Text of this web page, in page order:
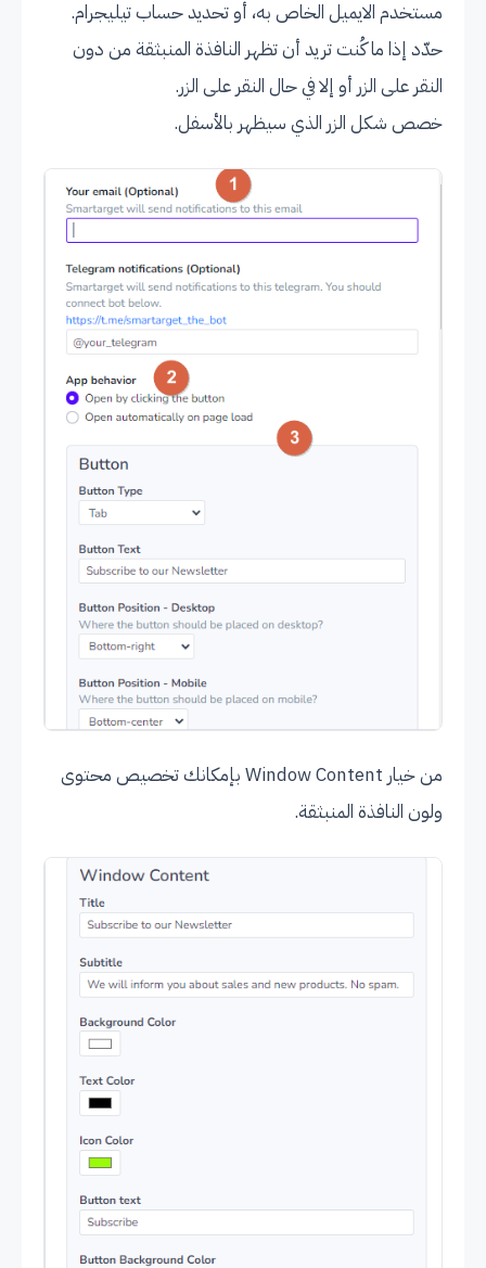
مستخدم الايميل الخاص به، أو تحديد حساب تيليجرام.
حدّد إذا ما كُنت تريد أن تظهر النافذة المنبثقة من دون
النقر على الزر أو إلا في حال النقر على الزر.
خصص شكل الزر الذي سيظهر بالأسفل.
من خيار Window Content بإمكانك تخصيص محتوى
ولون النافذة المنبثقة.